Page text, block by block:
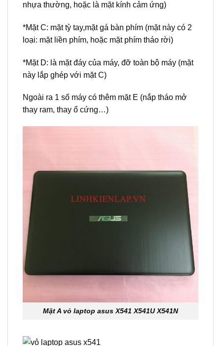
nhựa thường, hoặc là mặt kính cảm ứng)
*Mặt C: mặt tỳ tay,mặt gá bàn phím (mặt này có 2
loại: mặt liền phím, hoặc mặt phím tháo rời)
*Mặt D: là mặt đáy của máy, đỡ toàn bộ máy (mặt
này lắp ghép với mặt C)
Ngoài ra 1 số máy có thêm mặt E (nắp tháo mở
thay ram, thay ổ cứng…)
Mặt A vỏ laptop asus X541 X541U X541N